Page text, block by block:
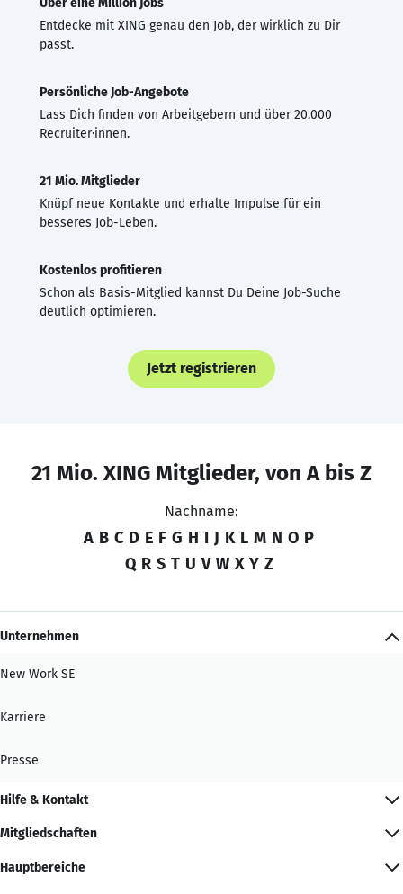
Entdecke mit XING genau den Job, der wirklich zu Dir
passt.
Persönliche Job-Angebote
Lass Dich finden von Arbeitgebern und über 20.000
Recruiter·innen.
21 Mio. Mitglieder
Knüpf neue Kontakte und erhalte Impulse für ein
besseres Job-Leben.
Kostenlos profitieren
Schon als Basis-Mitglied kannst Du Deine Job-Suche
deutlich optimieren.
Jetzt registrieren
21 Mio. XING Mitglieder, von A bis Z
Nachname:
A B C D E F G H I J K L M N O P
Q R S T U V W X Y Z
Unternehmen
New Work SE
Karriere
Presse
Hilfe & Kontakt
Mitgliedschaften
Hauptbereiche